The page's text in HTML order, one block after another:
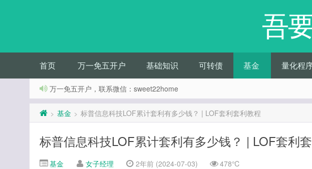
吾
首页 万一免五开户 基础知识 可转债 基金 量化程
万一免五开户，联系微信：sweet22home
> 基金 > 标普信息科技LOF累计套利有多少钱？ | LOF套利套利教程
标普信息科技LOF累计套利有多少钱？ | LOF套利
基金 女子经理 2年前 (2024-07-03) 478℃